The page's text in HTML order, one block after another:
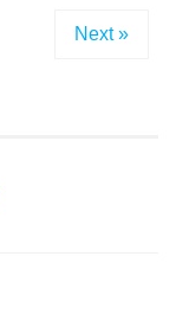
Next »